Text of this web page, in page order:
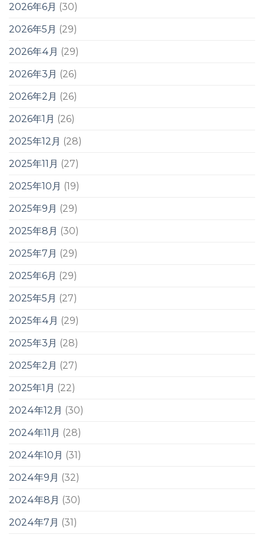
2026年6月 (30)
2026年5月 (29)
2026年4月 (29)
2026年3月 (26)
2026年2月 (26)
2026年1月 (26)
2025年12月 (28)
2025年11月 (27)
2025年10月 (19)
2025年9月 (29)
2025年8月 (30)
2025年7月 (29)
2025年6月 (29)
2025年5月 (27)
2025年4月 (29)
2025年3月 (28)
2025年2月 (27)
2025年1月 (22)
2024年12月 (30)
2024年11月 (28)
2024年10月 (31)
2024年9月 (32)
2024年8月 (30)
2024年7月 (31)